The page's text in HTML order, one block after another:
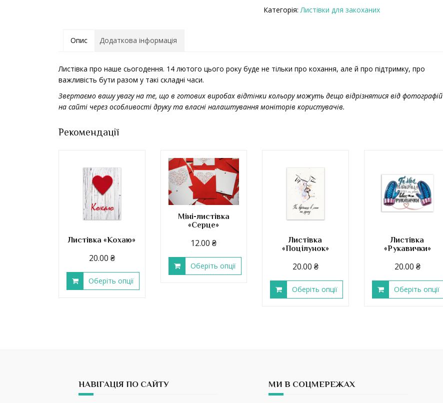
ь
ь
Категорія:Листівки для закоханих
Опис Додаткова інформація
Листівка про наше сьогодення. 14 лютого цього року буде не тільки про кохання, але й про підтримку, про
важливість бути разом у такі складні часи.
Звертаємо вашу увагу на те, що в готових виробах відтінки кольору можуть дещо відрізнятися від фотографій
на сайті через особливості друку та власні налаштування моніторів користувачів.
Рекомендації
Листівка «Кохаю»
20.00 ₴
Оберіть опції
Міні-листівка
«Серце»
12.00₴
Оберіть опції
Листівка
«Поцілунок»
20.00 ₴
Оберіть опції
Листівка
«Рукавички»
20.00 ₴
Оберіть опції
НАВІГАЦІЯ ПО САЙТУ МИ В СОЦМЕРЕЖАХ